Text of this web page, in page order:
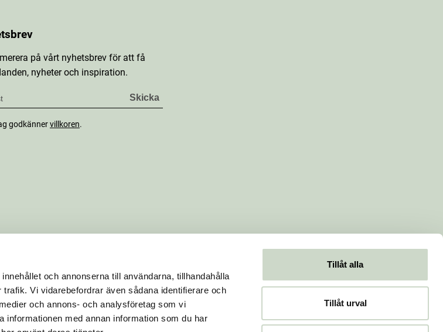
och annonserna till användarna, tillhandahålla
Vi vidarebefordrar även sådana identifierare och
och annons- och analysföretag som vi
med annan information som du har
Tillåt alla
Tillåt urval
på vårt nyhetsbrev för att få
nyheter och inspiration.
godkännervillkoren.